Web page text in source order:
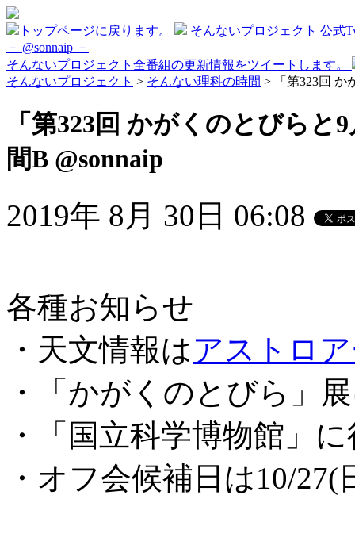
トップページに戻ります。
そんないプロジェクト 公式
－ @sonnaip －
そんないプロジェクト全番組の更新情報をツイートします。
そんないプロジェクト > そんない理科の時間 > 「第323回 か
「第323回 かがくのとびら
間B @sonnaip
2019年 8月 30日 06:08
各種お知らせ
・天文情報はアストロ
・「かがくのとびら
・「国立科学博物館」
・オフ会候補日は10/27(